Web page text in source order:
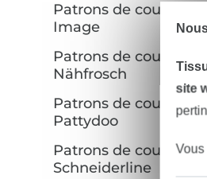
Patrons de couture My
Image
Patrons de couture
Nähfrosch
Patrons de couture
Pattydoo
Patrons de couture
Schneiderline
site
Vous